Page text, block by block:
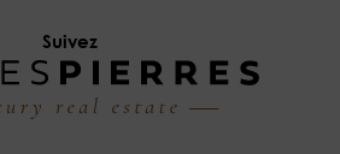
Suivez